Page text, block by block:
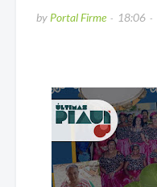
byPortal Firme 18:06